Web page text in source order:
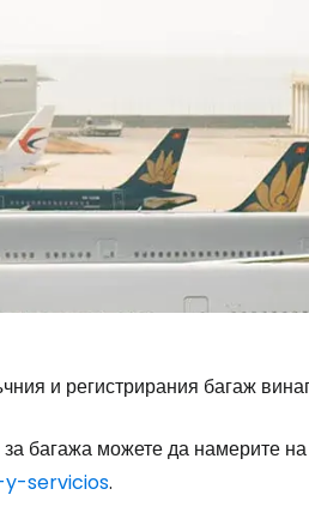
и регистрирания багаж
багажа можете да намерите
servicios.